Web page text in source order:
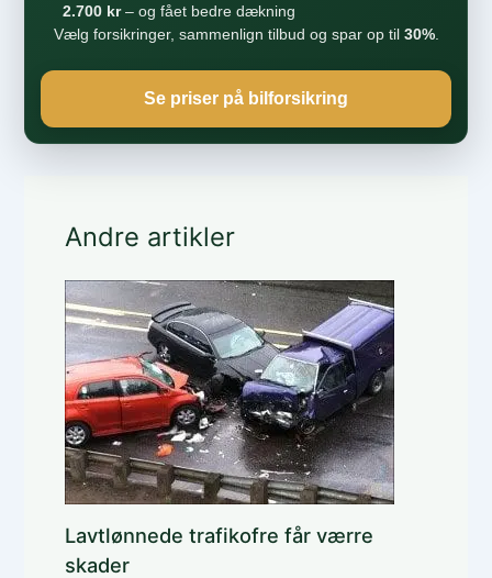
2.700 kr– og fået bedre dækning
Vælg forsikringer, sammenlign tilbud og spar op til 30%.
Se priser på bilforsikring
Andre artikler
Lavtlønnede trafikofre får værre
skader